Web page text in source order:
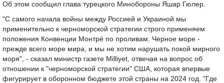
Об этом сообщил глава турецкого Минобороны Яшар Гюлер.
"С самого начала войны между Россией и Украиной мы
применительно к черноморской стратегии строго применяем
положения Конвенции Монтрё по проливам. Черное море -
прежде всего море мира, и мы не хотим нарушать покой мирного
моря", - сказал министр газете Milliyet, отвечая на вопрос об
отношении к "черноморской стратегии" США, которая впервые
фигурирует в оборонном бюджете этой страны на 2024 год. "Где